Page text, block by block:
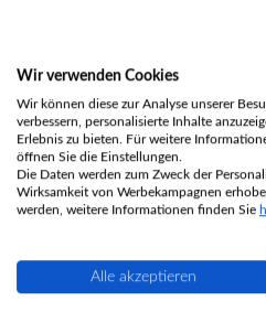
Wir verwenden Cookies
Wir können diese zur Analyse unserer
verbessern, personalisierte Inhalte
Erlebnis zu bieten. Für weitere
öffnen Sie die Einstellungen.
Die Daten werden zum Zweck der
Wirksamkeit von Werbekampagnen
werden, weitere Informationen finden Sie
Alle akzeptieren